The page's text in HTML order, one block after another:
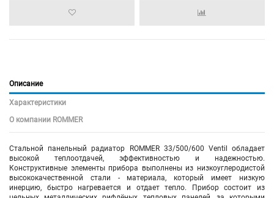
Описание
Характеристики
О компании ROMMER
Стальной панельный радиатор ROMMER 33/500/600 Ventil обладает
высокой теплоотдачей, эффективностью и надежностью.
Конструктивные элементы прибора выполнены из низкоуглеродистой
высококачественной стали - материала, который имеет низкую
инерцию, быстро нагревается и отдает тепло. Прибор состоит из